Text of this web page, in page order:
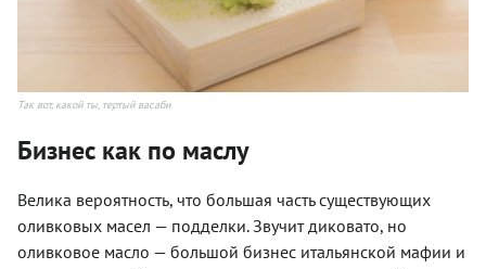
Так вот, какой ты, тертый васаби
Бизнес как по маслу
Велика вероятность, что большая часть существующих
оливковых масел — подделки. Звучит диковато, но
оливковое масло — большой бизнес итальянской мафии и